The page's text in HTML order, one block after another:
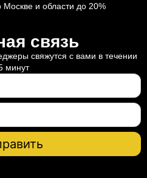
Москве и области до 20%
связь
свяжутся с вами в течении
минут